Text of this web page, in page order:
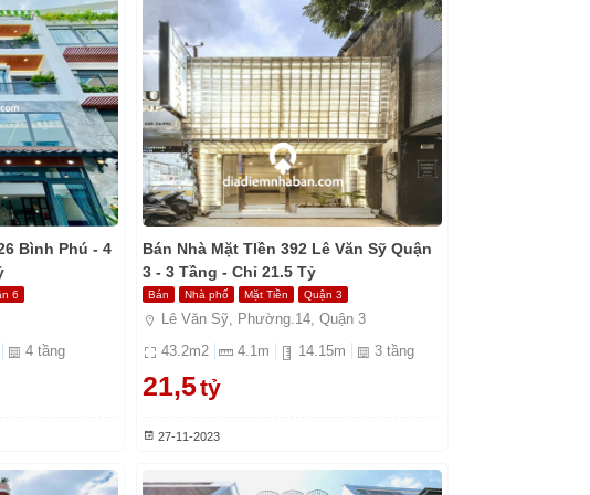
Bình Phú - 4
6
4 tầng
Bán Nhà Mặt TIền 392 Lê Văn Sỹ Quận
3 - 3 Tầng - Chỉ 21.5 Tỷ
Bán Nhà phố Mặt Tiền Quận 3
Lê Văn Sỹ, Phường.14, Quận 3
43.2m2 4.1 m 14.15m 3 tầng
21,5tỷ
27-11-2023